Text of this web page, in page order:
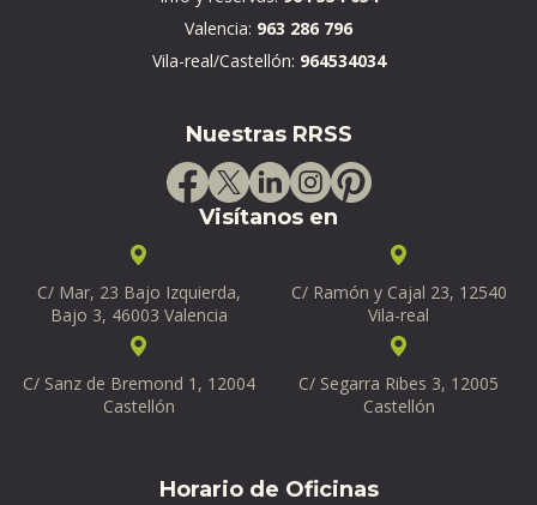
Valencia: 963 286 796
Vila-real/Castellón: 964534034
Nuestras RRSS
Visítanos en
C/ Mar, 23 Bajo Izquierda,
Bajo 3, 46003 Valencia
C/ Ramón y Cajal 23, 12540
Vila-real
C/ Sanz de Bremond 1, 12004
Castellón
C/ Segarra Ribes 3, 12005
Castellón
Horario de Oficinas